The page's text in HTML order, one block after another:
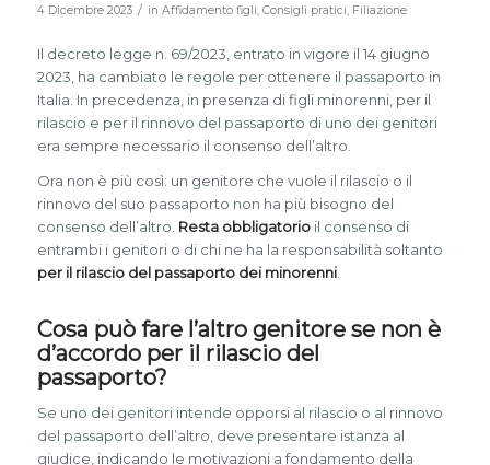
4 Dicembre 2023 / in Affidamento figli, Consigli pratici, Filiazione
Il decreto legge n. 69/2023, entrato in vigore il 14 giugno
2023, ha cambiato le regole per ottenere il passaporto in
Italia. In precedenza, in presenza di figli minorenni, per il
rilascio e per il rinnovo del passaporto di uno dei genitori
era sempre necessario il consenso dell’altro.
Ora non è più così: un genitore che vuole il rilascio o il
rinnovo del suo passaporto non ha più bisogno del
consenso dell’altro. Resta obbligatorioil consenso di
entrambi i genitori o di chi ne ha la responsabilità soltanto
per il rilascio del passaporto dei minorenni.
Cosa può fare l’altro genitore se non è
d’accordo per il rilascio del
passaporto?
Se uno dei genitori intende opporsi al rilascio o al rinnovo
del passaporto dell’altro, deve presentare istanza al
giudice, indicando le motivazioni a fondamento della